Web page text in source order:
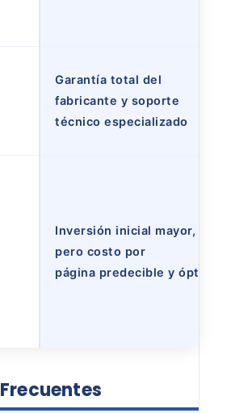
Garantía total del
fabricante y soporte
técnico especializado
Inversión inicial mayor,
pero costo por
página predecible y óptimo
Frecuentes